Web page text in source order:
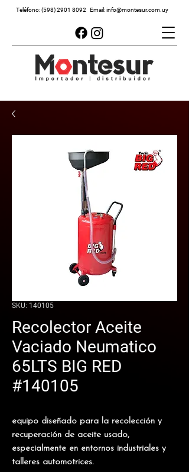
Teléfono:(598) 2901 8092 Email:info@montesur.com.uy
SKU: 140105
Recolector Aceite
Vaciado Neumatico
65LTS BIG RED
#140105
equipo diseñado para la recolección y
recuperación de aceite usado,
especialmente en entornos industriales y
talleres automotrices.